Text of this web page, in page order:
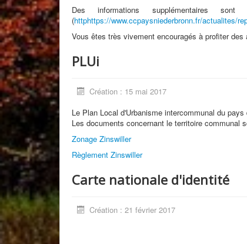
Des informations supplémentaires
(httphttps://www.ccpaysniederbronn.fr/actualites/
Vous êtes très vivement encouragés à profiter
PLUi
Création : 15 mai 2017
Le Plan Local d'Urbanisme intercommunal du
Les documents concernant le territoire communal
Zonage Zinswiller
Règlement Zinswiller
Carte nationale d'identité
Création : 21 février 2017